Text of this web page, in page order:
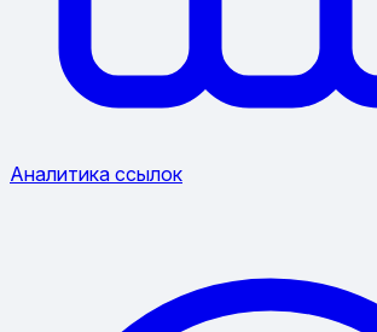
Аналитика ссылок